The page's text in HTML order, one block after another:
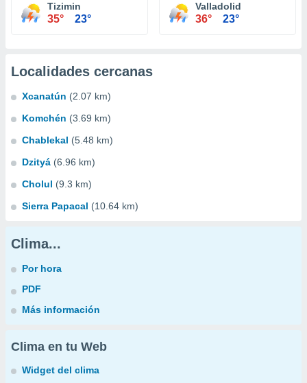
Tizimin
35° 23°
Valladolid
36° 23°
Localidades cercanas
Xcanatún (2.07 km)
Komchén (3.69 km)
Chablekal (5.48 km)
Dzityá (6.96 km)
Cholul (9.3 km)
Sierra Papacal (10.64 km)
Clima...
Por hora
PDF
Más información
Clima en tu Web
Widget del clima